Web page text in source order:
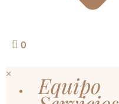
0
× Equipo